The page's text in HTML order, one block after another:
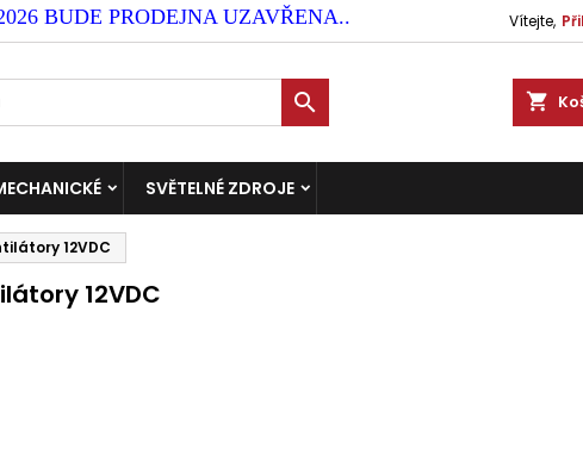
BUDE PRODEJNA UZAVŘENA.. Vítejte,
shopping_cart

SVĚTELNÉ ZDROJE
12VDC
12VDC